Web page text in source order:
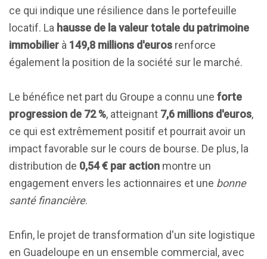
ce qui indique une résilience dans le portefeuille
locatif. La hausse de la valeur totale du patrimoine
immobilier à 149,8 millions d'euros renforce
également la position de la société sur le marché.
Le bénéfice net part du Groupe a connu une forte
progression de 72 %, atteignant 7,6 millions d'euros,
ce qui est extrêmement positif et pourrait avoir un
impact favorable sur le cours de bourse. De plus, la
distribution de 0,54 € par action montre un
engagement envers les actionnaires et une bonne
santé financière.
Enfin, le projet de transformation d'un site logistique
en Guadeloupe en un ensemble commercial, avec